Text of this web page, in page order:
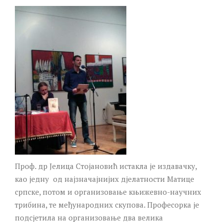
Проф. др Јелица Стојановић истакла је издавачку,
као једну од најзначајнијих дјелатности Матице
српске, потом и организовање књижевно-научних
трибина, те међународних скупова. Професорка је
подсјетила на организовање два велика